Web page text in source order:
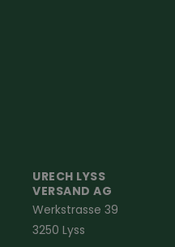
URECH LYSS
VERSAND AG
Werkstrasse 39
3250 Lyss